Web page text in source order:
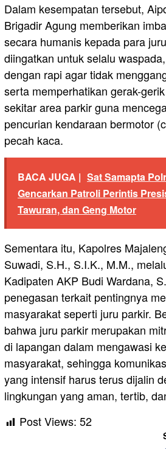
Dalam kesempatan tersebut,
Brigadir Agung memberikan
secara humanis kepada para
diingatkan untuk selalu
dengan rapi agar tidak
serta memperhatikan gerak-
sekitar area parkir guna
pencurian kendaraan bermotor
pecah kaca.
BACA JUGA | Sat Samapta
Gencarkan Patroli Perintis
Tawuran, dan Geng Motor
Sementara itu, Kapolres
Suwadi, S.H., S.I.K., M.M.,
Kadipaten AKP Budi Wardana,
penegasan terkait pentingnya
masyarakat seperti juru parkir.
bahwa juru parkir merupakan
di lapangan dalam mengawasi
masyarakat, sehingga
yang intensif harus terus dijalin
lingkungan yang aman, tertib,
Post Views: 52